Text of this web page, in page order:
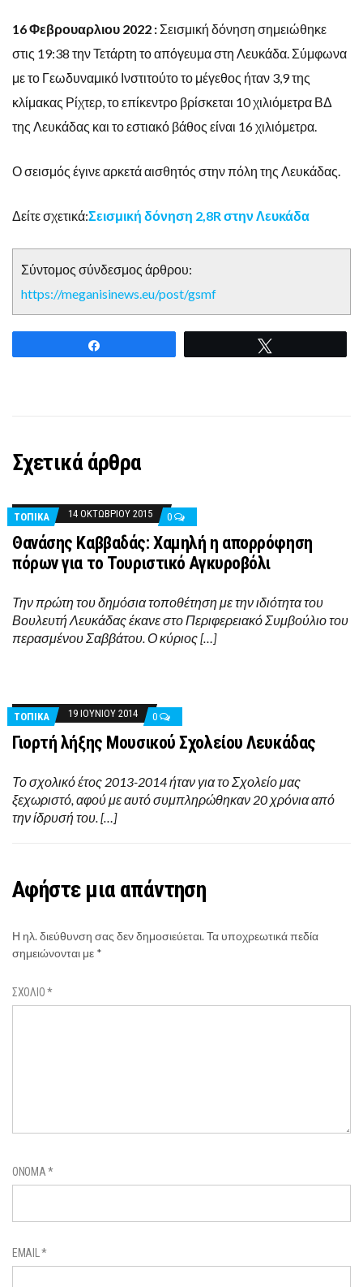
16 Φεβρουαρλιου 2022 : Σεισμική δόνηση σημειώθηκε
στις 19:38 την Τετάρτη το απόγευμα στη Λευκάδα. Σύμφωνα
με το Γεωδυναμικό Ινστιτούτο το μέγεθος ήταν 3,9 της
κλίμακας Ρίχτερ, το επίκεντρο βρίσκεται 10 χιλιόμετρα ΒΔ
της Λευκάδας και το εστιακό βάθος είναι 16 χιλιόμετρα.
Ο σεισμός έγινε αρκετά αισθητός στην πόλη της Λευκάδας.
Δείτε σχετικά:Σεισμική δόνηση 2,8R στην Λευκάδα
Σύντομος σύνδεσμος άρθρου:
https://meganisinews.eu/post/gsmf
Σχετικά άρθρα
ΤΟΠΙΚΑ 14 ΟΚΤΩΒΡΊΟΥ 2015 0
Θανάσης Καββαδάς: Χαμηλή η απορρόφηση
πόρων για το Τουριστικό Αγκυροβόλι
Την πρώτη του δημόσια τοποθέτηση με την ιδιότητα του
Βουλευτή Λευκάδας έκανε στο Περιφερειακό Συμβούλιο του
περασμένου Σαββάτου. Ο κύριος […]
ΤΟΠΙΚΑ 19 ΙΟΥΝΊΟΥ 2014 0
Γιορτή λήξης Μουσικού Σχολείου Λευκάδας
Το σχολικό έτος 2013-2014 ήταν για το Σχολείο μας
ξεχωριστό, αφού με αυτό συμπληρώθηκαν 20 χρόνια από
την ίδρυσή του. […]
Αφήστε μια απάντηση
Η ηλ. διεύθυνση σας δεν δημοσιεύεται.Τα υποχρεωτικά πεδία
σημειώνονται με *
ΣΧΌΛΙΟ*
ΌΝΟΜΑ*
EMAIL*